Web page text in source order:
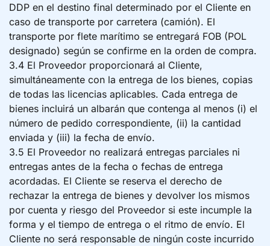
DDP en el destino final determinado por el Cliente en
caso de transporte por carretera (camión). El
transporte por flete marítimo se entregará FOB (POL
designado) según se confirme en la orden de compra.
3.4 El Proveedor proporcionará al Cliente,
simultáneamente con la entrega de los bienes, copias
de todas las licencias aplicables. Cada entrega de
bienes incluirá un albarán que contenga al menos (i) el
número de pedido correspondiente, (ii) la cantidad
enviada y (iii) la fecha de envío.
3.5 El Proveedor no realizará entregas parciales ni
entregas antes de la fecha o fechas de entrega
acordadas. El Cliente se reserva el derecho de
rechazar la entrega de bienes y devolver los mismos
por cuenta y riesgo del Proveedor si este incumple la
forma y el tiempo de entrega o el ritmo de envío. El
Cliente no será responsable de ningún coste incurrido